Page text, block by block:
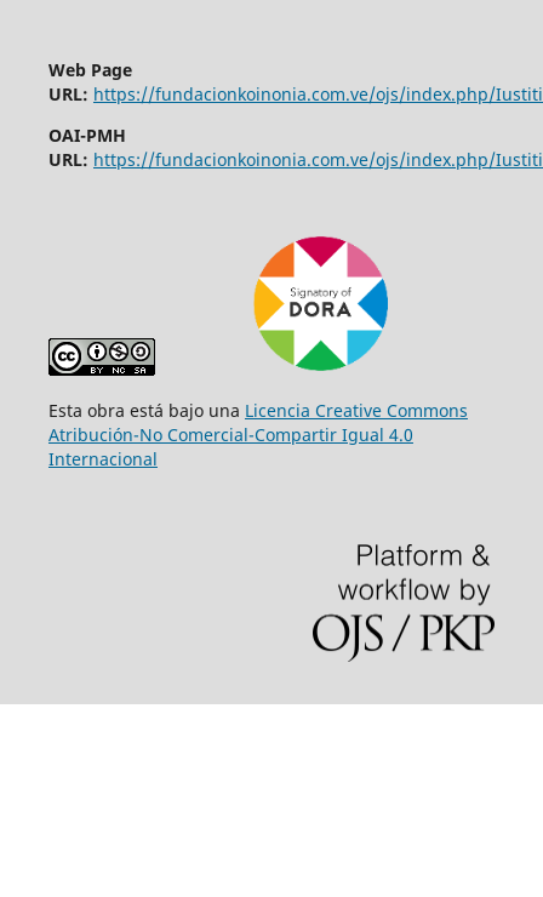
Web Page
URL: https://fundacionkoinonia.com.ve/ojs/index.php/
OAI-PMH
URL: https://fundacionkoinonia.com.ve/ojs/index.php/
Esta obra está bajo una Licencia Creative Commons
Atribución-No Comercial-Compartir Igual 4.0
Internacional